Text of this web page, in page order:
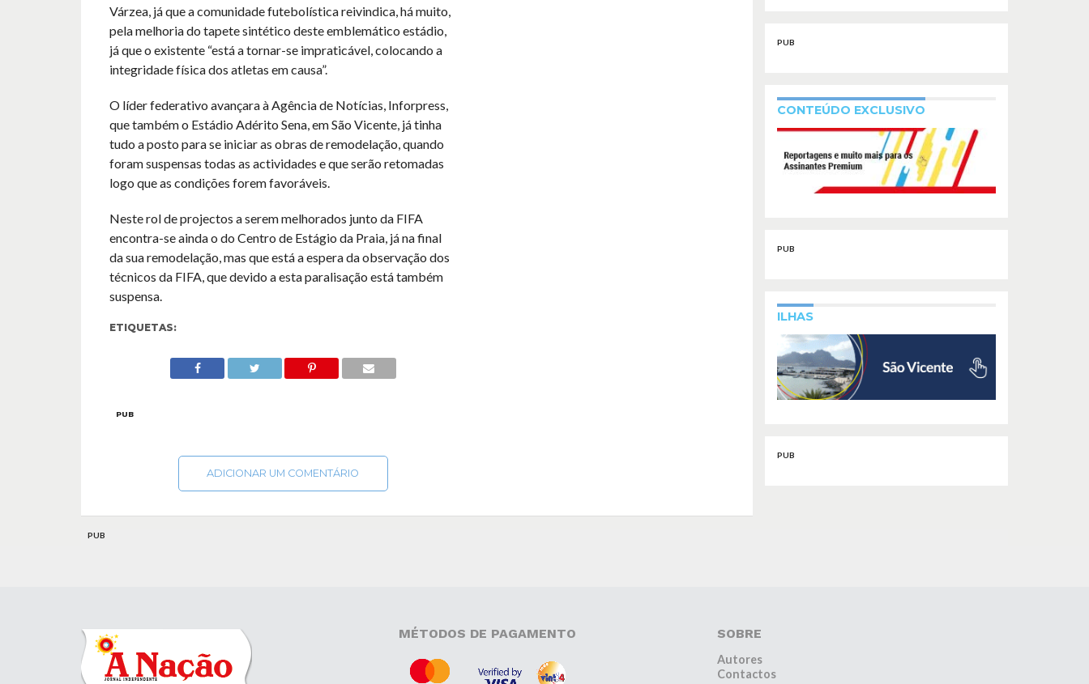
Várzea, já que a comunidade futebolística reivindica, há muito,
pela melhoria do tapete sintético deste emblemático estádio,
já que o existente “está a tornar-se impraticável, colocando a
integridade física dos atletas em causa”.
O líder federativo avançara à Agência de Notícias, Inforpress,
que também o Estádio Adérito Sena, em São Vicente, já tinha
tudo a posto para se iniciar as obras de remodelação, quando
foram suspensas todas as actividades e que serão retomadas
logo que as condições forem favoráveis.
Neste rol de projectos a serem melhorados junto da FIFA
encontra-se ainda o do Centro de Estágio da Praia, já na final
da sua remodelação, mas que está a espera da observação dos
técnicos da FIFA, que devido a esta paralisação está também
suspensa.
ETIQUETAS:
PUB
ADICIONAR UM COMENTÁRIO
PUB
CONTEÚDO EXCLUSIVO
PUB
ILHAS
PUB
PUB
MÉTODOS DE PAGAMENTO SOBRE
Autores
Contactos